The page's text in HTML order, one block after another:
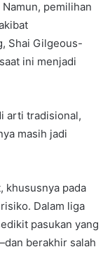
pemilihan
Shai Gilgeous-
ini menjadi
arti tradisional,
masih jadi
khususnya pada
Dalam liga
pasukan yang
berakhir salah